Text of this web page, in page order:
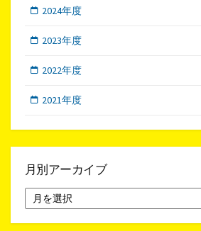
2024年度
2023年度
2022年度
2021年度
月別アーカイブ
別
ア